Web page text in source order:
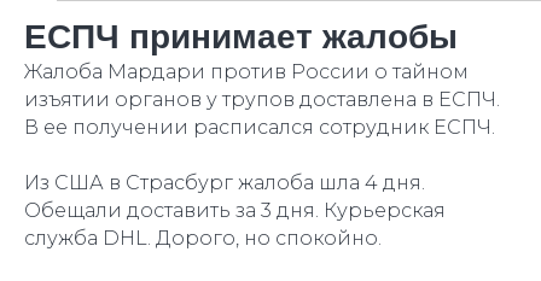
ЕСПЧ принимает жалобы
Жалоба Мардари против России о тайном
изъятии органов у трупов доставлена в ЕСПЧ.
В ее получении расписался сотрудник ЕСПЧ.
Из США в Страсбург жалоба шла 4 дня.
Обещали доставить за 3 дня. Курьерская
служба DHL. Дорого, но спокойно.